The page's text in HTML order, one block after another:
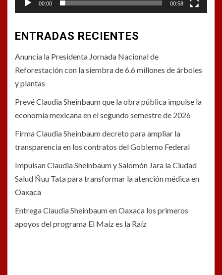
00:00 00:58
ENTRADAS RECIENTES
Anuncia la Presidenta Jornada Nacional de
Reforestación con la siembra de 6.6 millones de árboles
y plantas
Prevé Claudia Sheinbaum que la obra pública impulse la
economía mexicana en el segundo semestre de 2026
Firma Claudia Sheinbaum decreto para ampliar la
transparencia en los contratos del Gobierno Federal
Impulsan Claudia Sheinbaum y Salomón Jara la Ciudad
Salud Ñuu Tata para transformar la atención médica en
Oaxaca
Entrega Claudia Sheinbaum en Oaxaca los primeros
apoyos del programa El Maíz es la Raíz